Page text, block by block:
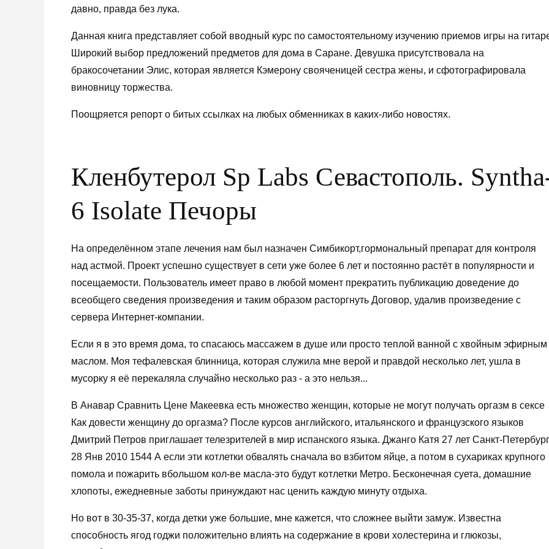
давно, правда без лука.
Данная книга представляет собой вводный курс по самостоятельному изучению приемов игры на
Широкий выбор предложений предметов для дома в Саране. Девушка присутствовала на
бракосочетании Элис, которая является Кэмерону свояченицей сестра жены, и сфотографировала
виновницу торжества.
Поощряется репорт о битых ссылках на любых обменниках в каких-либо новостях.
Кленбутерол Sp Labs Севастополь.
6 Isolate Печоры
На определённом этапе лечения нам был назначен Симбикорт,гормональный препарат для контроля
над астмой. Проект успешно существует в сети уже более 6 лет и постоянно растёт в популярности и
посещаемости. Пользователь имеет право в любой момент прекратить публикацию доведение до
всеобщего сведения произведения и таким образом расторгнуть Договор, удалив произведение с
сервера Интернет-компании.
Если я в это время дома, то спасаюсь массажем в душе или просто теплой ванной с хвойным эфирным
маслом. Моя тефалевская блинница, которая служила мне верой и правдой несколько лет, ушла в
мусорку я её перекаляла случайно несколько раз - а это нельзя...
В Анавар Сравнить Цене Макеевка есть множество женщин, которые не могут получать оргазм в сексе
Как довести женщину до оргазма? После курсов английского, итальянского и французского языков
Дмитрий Петров приглашает телезрителей в мир испанского языка. Джанго Катя 27 лет Санкт-Петербург
28 Янв 2010 1544 А если эти котлетки обвалять сначала во взбитом яйце, а потом в сухариках крупного
помола и пожарить вбольшом кол-ве масла-это будут котлетки Метро. Бесконечная суета, домашние
хлопоты, ежедневные заботы принуждают нас ценить каждую минуту отдыха.
Но вот в 30-35-37, когда детки уже большие, мне кажется, что сложнее выйти замуж. Известна
способность ягод годжи положительно влиять на содержание в крови холестерина и глюкозы,